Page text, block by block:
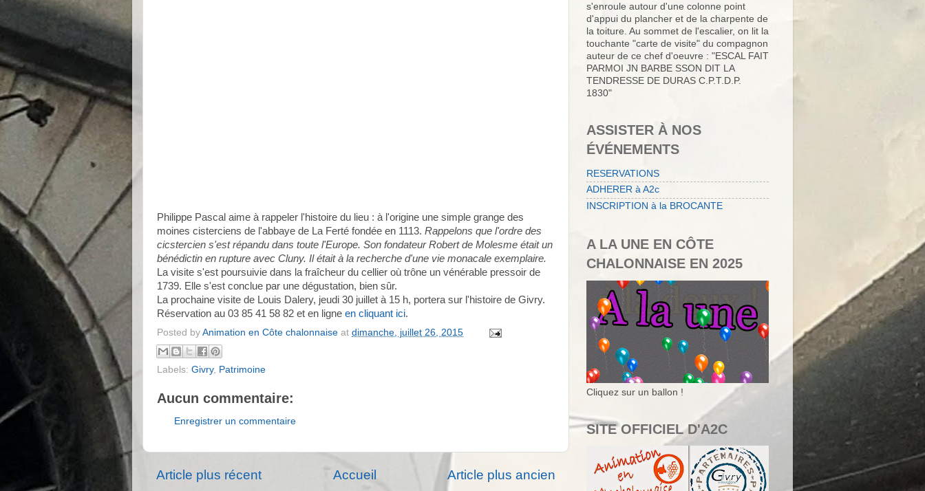
Philippe Pascal aime à rappeler l'histoire du lieu : à l'origine une simple grange des
moines cisterciens de l'abbaye de La Ferté fondée en 1113. Rappelons que l'ordre des
cicstercien s'est répandu dans toute l'Europe. Son fondateur Robert de Molesme était un
bénédictin en rupture avec Cluny. Il était à la recherche d'une vie monacale exemplaire.
La visite s'est poursuivie dans la fraîcheur du cellier où trône un vénérable pressoir de
1739. Elle s'est conclue par une dégustation, bien sûr.
La prochaine visite de Louis Dalery, jeudi 30 juillet à 15 h, portera sur l'histoire de Givry.
Réservation au 03 85 41 58 82 et en ligne en cliquant ici.
Posted by Animation en Côte chalonnaise at dimanche, juillet 26, 2015
Labels: Givry, Patrimoine
Aucun commentaire:
Enregistrer un commentaire
Article plus récent Article plus ancien
Accueil
s'enroule autour d'une colonne point
d'appui du plancher et de la charpente de
la toiture. Au sommet de l'escalier, on lit la
touchante "carte de visite" du compagnon
auteur de ce chef d'oeuvre : "ESCAL FAIT
PARMOI JN BARBE SSON DIT LA
TENDRESSE DE DURAS C.P.T.D.P.
1830"
ASSISTER À NOS
ÉVÉNEMENTS
RESERVATIONS
ADHERER à A2c
INSCRIPTION à la BROCANTE
A LA UNE EN CÔTE
CHALONNAISE EN 2025
Cliquez sur un ballon !
SITE OFFICIEL D'A2C